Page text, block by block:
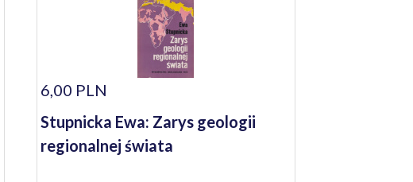
6,00 PLN
Stupnicka Ewa: Zarys geologii
regionalnej świata